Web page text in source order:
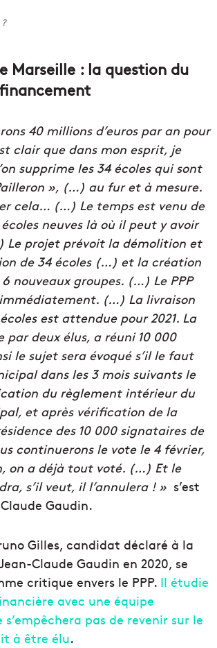
Marseille : la question du
40 millions d’euros par an pour
clair que dans mon esprit, je
supprime les 34 écoles qui sont
», (…) au fur et à mesure.
cela… (…) Le temps est venu de
neuves là où il peut y avoir
Le projet prévoit la démolition et
de 34 écoles (…) et la création
6 nouveaux groupes. (…) Le PPP
(…) La livraison
est attendue pour 2021. La
deux élus, a réuni 10 000
le sujet sera évoqué s’il le faut
dans les 3 mois suivants le
du règlement intérieur du
et après vérification de la
des 10 000 signataires de
continuerons le vote le 4 février,
on a déjà tout voté. (…) Et le
s’il veut, il l’annulera ! » s’est
Gaudin.
Gilles, candidat déclaré à la
Claude Gaudin en 2020, se
critique envers le PPP. Il étudie
avec une équipe
s’empêchera pas de revenir sur le
à être élu.